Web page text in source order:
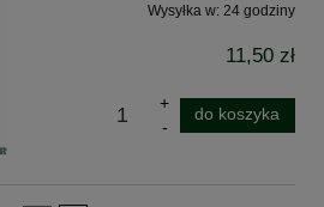
Wysyłka w: 24 godziny
11,50 zł
do koszyka